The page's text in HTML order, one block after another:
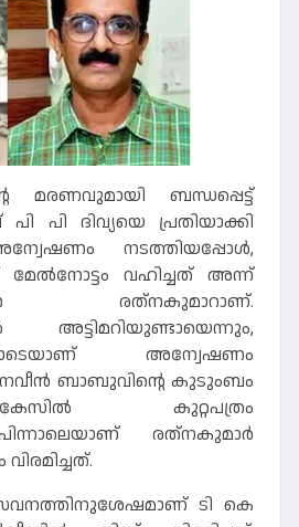
മരണവുമായി ബന്ധപ്പെട്ട്
പി ദിവ്യയെ പ്രതിയാക്കി
നടത്തിയപ്പോള്‍,
വഹിച്ചത് അന്ന്
രത്‌നകുമാറാണ്.
അന്വേഷണം
ബാബുവിന്റെ കുടുംബം
കുറ്റപത്രം
പിന്നാലെയാണ് രത്‌നകുമാര്‍
ടി കെ